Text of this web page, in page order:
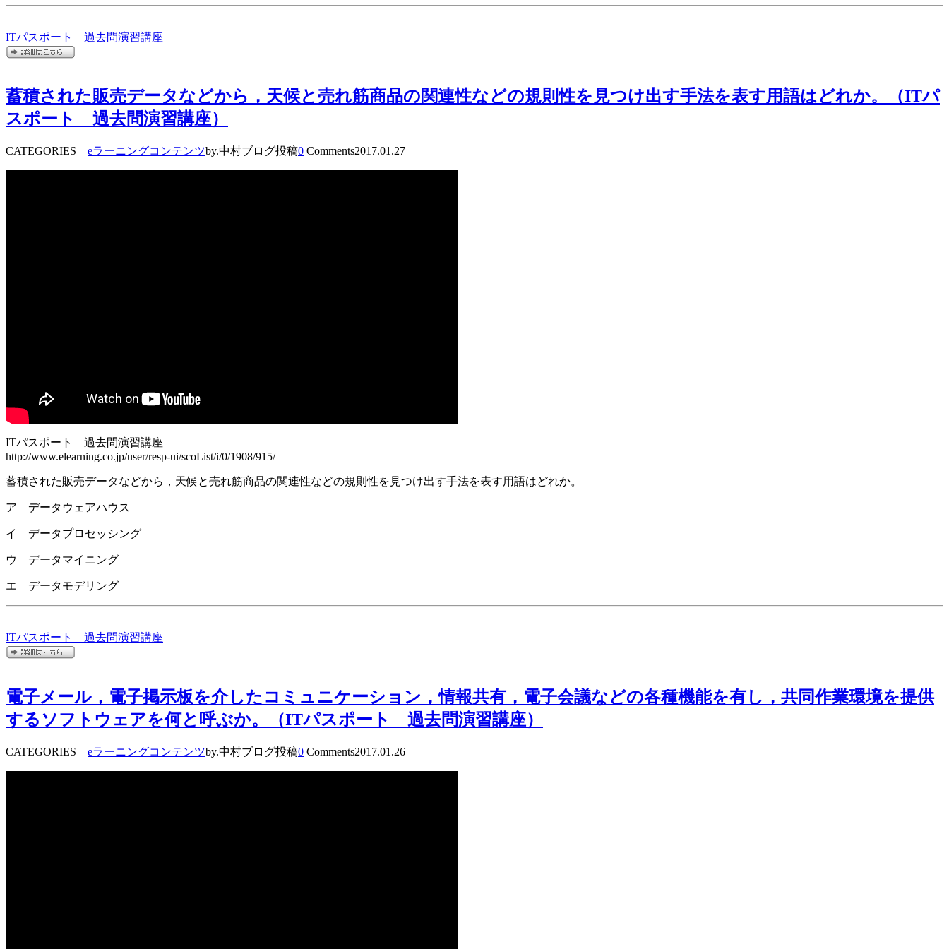
ITパスポート 過去問演習講座
蓄積された販売データなどから，天候と売れ筋商品の関連性などの規則性を見つけ出す手法を表す用語はどれか。（ITパ
スポート 過去問演習講座）
CATEGORIES eラーニングコンテンツby.中村ブログ投稿0 Comments2017.01.27
ITパスポート 過去問演習講座
http://www.elearning.co.jp/user/resp-ui/scoList/i/0/1908/915/
蓄積された販売データなどから，天候と売れ筋商品の関連性などの規則性を見つけ出す手法を表す用語はどれか。
ア データウェアハウス
イ データプロセッシング
ウ データマイニング
エ データモデリング
ITパスポート 過去問演習講座
電子メール，電子掲示板を介したコミュニケーション，情報共有，電子会議などの各種機能を有し，共同作業環境を提供
するソフトウェアを何と呼ぶか。（ITパスポート 過去問演習講座）
CATEGORIES eラーニングコンテンツby.中村ブログ投稿0 Comments2017.01.26